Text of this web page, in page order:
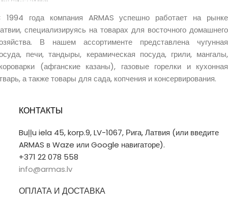
1994 года компания ARMAS успешно работает на рынке
специализируясь на товарах для восточного домашнего
В нашем ассортименте представлена чугунная
печи, тандыры, керамическая посуда, грили, мангалы,
(афганские казаны), газовые горелки и кухонная
а также товары для сада, копчения и консервирования.
КОНТАКТЫ
Buļļu iela 45, korp.9, LV-1067, Рига, Латвия (или введите
ARMAS в Waze или Google навигаторе).
+371 22 078 558
info@armas.lv
ОПЛАТА И ДОСТАВКА